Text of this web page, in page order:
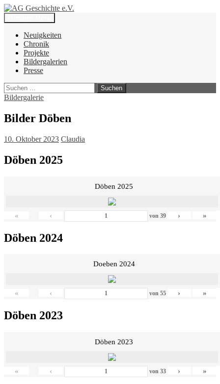
Zum
Inhalt
springen
AG Geschichte e.V.
Suchen
Neuigkeiten
Chronik
Projekte
Bildergalerien
Presse
Suchen
nach:
Bildergalerie
Bilder Döben
10. Oktober 2023 Claudia
Döben 2025
Döben 2025
« ‹ von 39 › »
Döben 2024
Doeben 2024
« ‹ von 55 › »
Döben 2023
Döben 2023
« ‹ von 33 › »